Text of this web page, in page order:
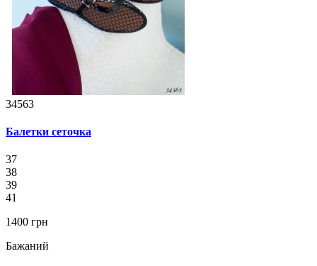
34563
Балетки сеточка
37
38
39
41
1400 грн
Бажаний